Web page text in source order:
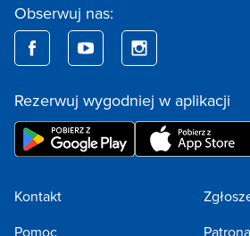
Obserwuj nas:
Rezerwuj wygodniej w aplikacji
Kontakt
Pomoc